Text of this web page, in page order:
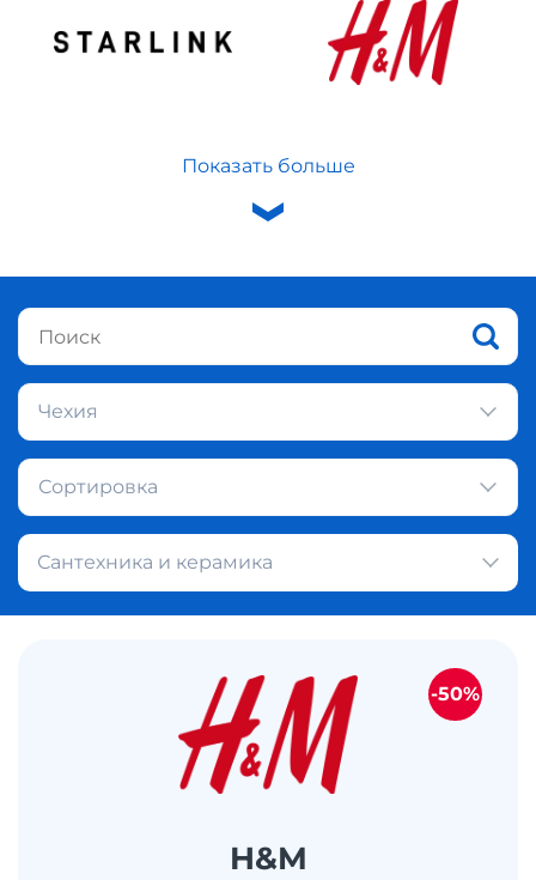
Показать больше
Чехия
Сортировка
Сантехника и керамика
H&M
-50%